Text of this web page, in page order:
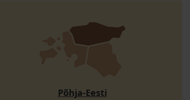
Põhja-Eesti